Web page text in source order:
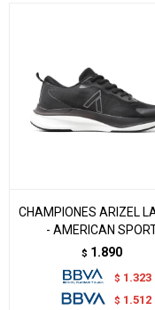
CHAMPIONES ARIZEL
- AMERICAN
$ 1.890
$ 1.323
$ 1.512